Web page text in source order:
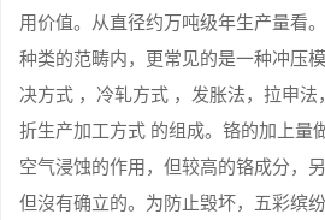
用价值。从直径约万吨级年生产量看
种类的范畴内，更常见的是一种冲压
决方式 ，冷轧方式 ，发胀法，拉申
折生产加工方式 的组成。铬的加上量
空气浸蚀的作用，但较高的铬成分，
但沒有确立的。为防止毁坏，五彩缤